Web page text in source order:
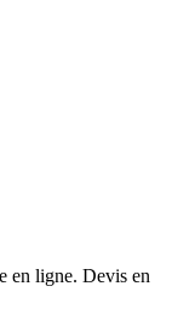
en ligne. Devis en